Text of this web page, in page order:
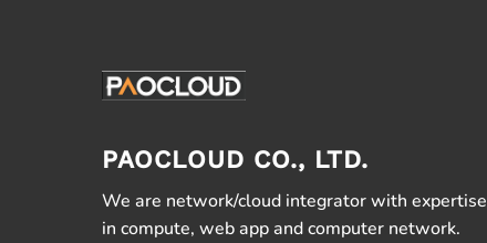
PAOCLOUD CO., LTD.
We are network/cloud integrator with expertise
in compute, web app and computer network.